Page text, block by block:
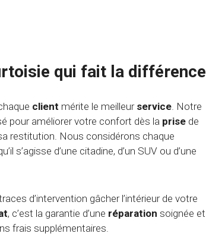
qui fait la différence
client mérite le meilleur service. Notre
pour améliorer votre confort dès la prise de
restitution. Nous considérons chaque
s’agisse d’une citadine, d’un SUV ou d’une
d’intervention gâcher l’intérieur de votre
, c’est la garantie d’une réparation soignée et
frais supplémentaires.